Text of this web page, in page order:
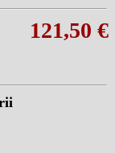
121,50 €